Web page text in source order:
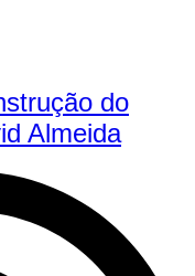
do
Almeida